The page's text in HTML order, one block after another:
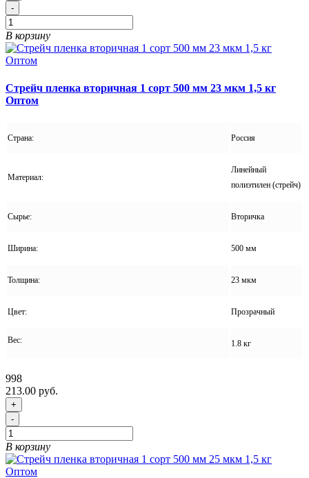
-
В корзину
Стрейч пленка вторичная 1 сорт 500 мм 23 мкм 1,5 кг
Оптом
Страна: Россия
Материал:
Линейный
полиэтилен (стрейч)
Сырье: Вторичка
Ширина: 500 мм
Толщина: 23 мкм
Цвет: Прозрачный
Вес: 1.8 кг
998
213.00 руб.
+
-
В корзину